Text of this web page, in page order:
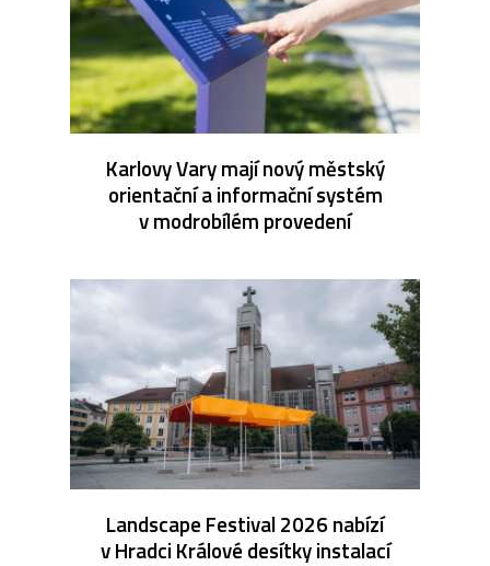
Karlovy Vary mají nový městský
orientační a informační systém
v modrobílém provedení
Landscape Festival 2026 nabízí
v Hradci Králové desítky instalací